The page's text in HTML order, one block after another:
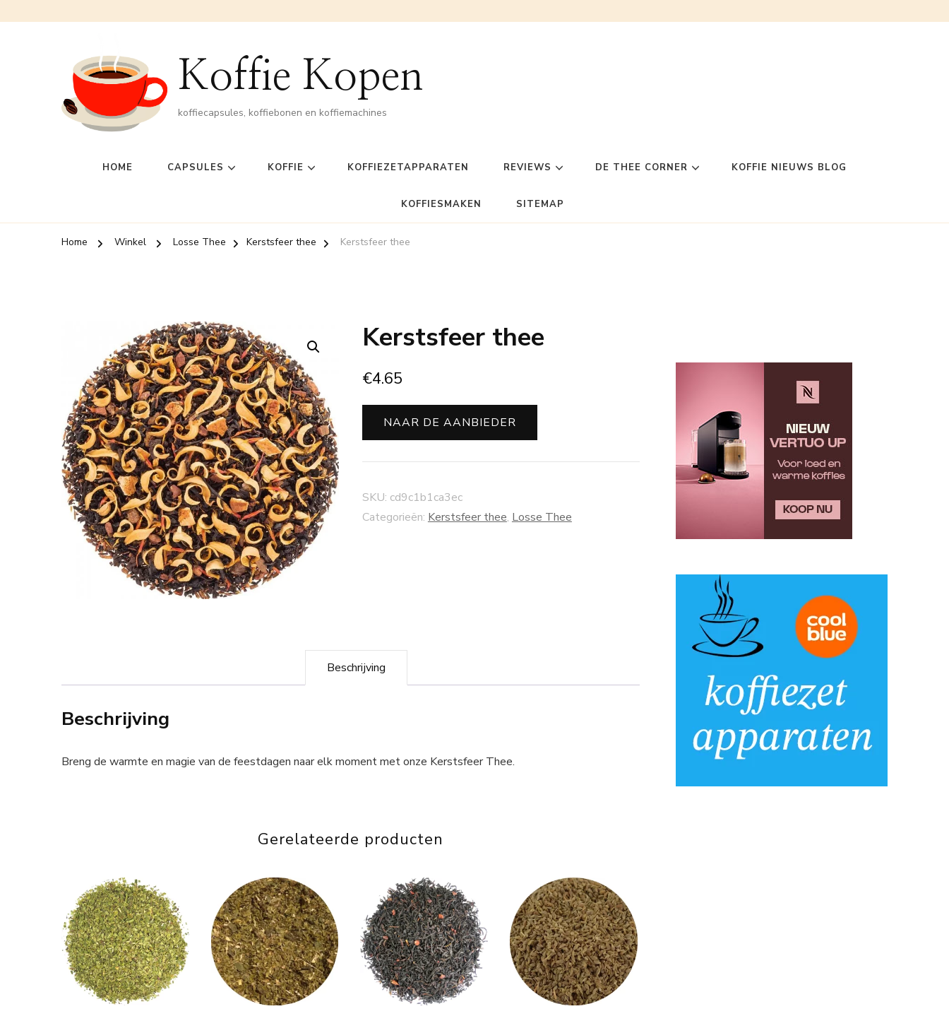
Koffie Kopen
koffiecapsules, koffiebonen en koffiemachines
HOME CAPSULES KOFFIE KOFFIEZETAPPARATEN REVIEWS DE THEE CORNER KOFFIE NIEUWS BLOG
KOFFIESMAKEN SITEMAP
Home Winkel Losse Thee Kerstsfeer thee Kerstsfeer thee
Kerstsfeer thee
€4.65
NAAR DE AANBIEDER
SKU: cd9c1b1ca3ec
Categorieën: Kerstsfeer thee, Losse Thee
Beschrijving
Beschrijving
Breng de warmte en magie van de feestdagen naar elk moment met onze Kerstsfeer Thee.
Gerelateerde producten